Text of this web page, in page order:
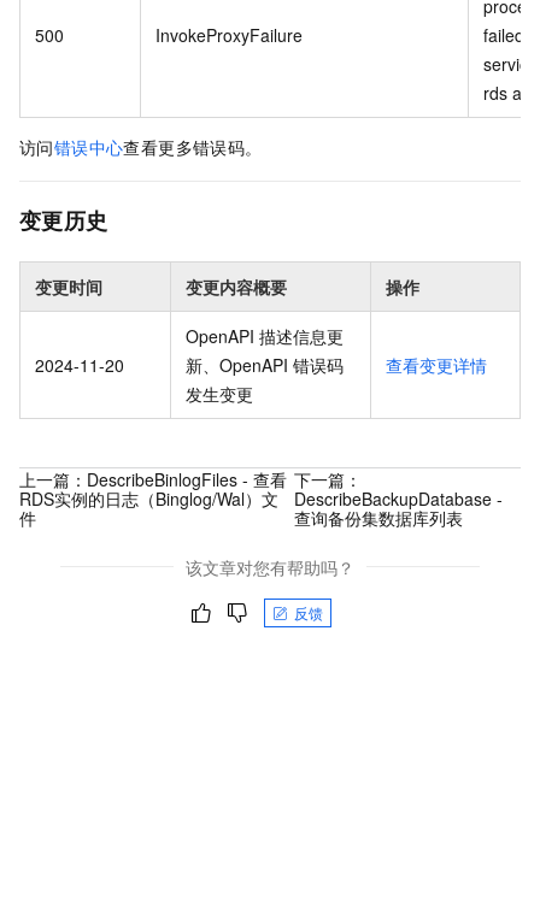
500 InvokeProxyFailure
failed
rds api.
访问错误中心查看更多错误码。
变更历史
变更时间 变更内容概要 操作
2024-11-20
OpenAPI 描述信息更
新、OpenAPI 错误码
发生变更
查看变更详情
上一篇： DescribeBinlogFiles - 查看
RDS实例的日志（Binglog/Wal）文
件
下一篇：
DescribeBackupDatabase -
查询备份集数据库列表
该文章对您有帮助吗？
反馈